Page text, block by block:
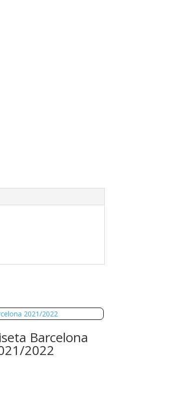
Barcelona
2022